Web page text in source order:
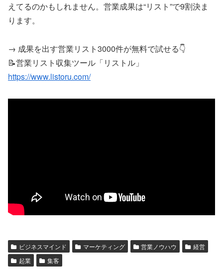
えてるのかもしれません。営業成果は“リスト”で9割決ま
ります。
→ 成果を出す営業リスト3000件が無料で試せる👇
📝営業リスト収集ツール「リストル」
https://www.listoru.com/
ビジネスマインド マーケティング 営業ノウハウ
経営
起業
集客